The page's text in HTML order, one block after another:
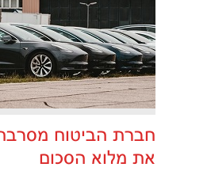
חברת הביטוח
את מלוא הסכום